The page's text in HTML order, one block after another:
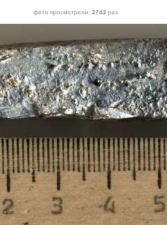
фото просмотрели: 2743 раз